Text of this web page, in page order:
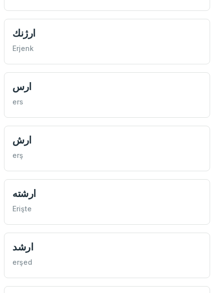
ارژنك
Erjenk
ارس
ers
ارش
erş
ارشته
Erişte
ارشد
erşed